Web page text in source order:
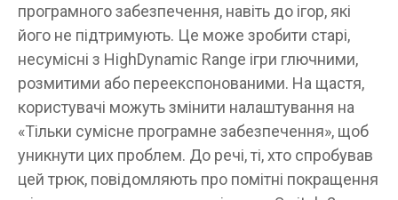
програмного забезпечення, навіть до ігор, які
його не підтримують. Це може зробити старі,
несумісні з HighDynamic Range ігри глючними,
розмитими або переекспонованими. На щастя,
користувачі можуть змінити налаштування на
«Тільки сумісне програмне забезпечення», щоб
уникнути цих проблем. До речі, ті, хто спробував
цей трюк, повідомляють про помітні покращення